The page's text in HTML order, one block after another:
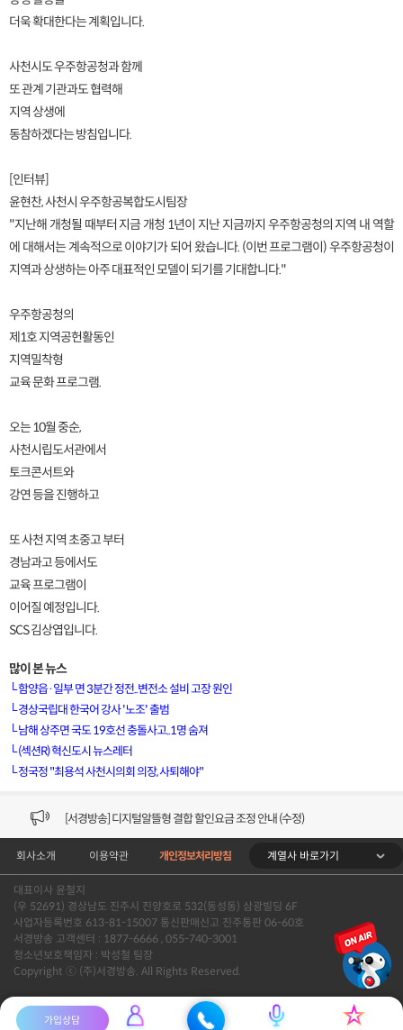
가입상담
더욱 확대한다는 계획입니다.
사천시도 우주항공청과 함께
또 관계 기관과도 협력해
지역 상생에
동참하겠다는 방침입니다.
[인터뷰]
윤현찬, 사천시 우주항공복합도시팀장
"지난해 개청될 때부터 지금 개청 1년이 지난 지금까지 우주항공청의 지역 내 역할
에 대해서는 계속적으로 이야기가 되어 왔습니다. (이번 프로그램이) 우주항공청이
지역과 상생하는 아주 대표적인 모델이 되기를 기대합니다."
우주항공청의
제1호 지역공헌활동인
지역밀착형
교육 문화 프로그램.
오는 10월 중순,
사천시립도서관에서
토크콘서트와
강연 등을 진행하고
또 사천 지역 초중고 부터
경남과고 등에서도
교육 프로그램이
이어질 예정입니다.
SCS 김상엽입니다.
많이 본 뉴스
└함양읍·일부 면 3분간 정전..변전소 설비 고장 원인
└경상국립대 한국어 강사 '노조' 출범
└남해 상주면 국도 19호선 충돌사고..1명 숨져
└(섹션R) 혁신도시 뉴스레터
└정국정 "최용석 사천시의회 의장, 사퇴해야"
[서경방송] 일부 채널편성 변경 안내의 건 (7/22)
[서경방송] 디지털알뜰형 결합 할인요금 조정 안내 (수정)
[공지] 개인정보처리방침 (Ver2.15) 개정의 건 (7/1)
[서경방송] 일부 채널편성 변경 안내의 건 (7/1)
[VOD공지] 청춘초이스 이용금액 변경 안내
[서경방송] 일부 채널편성 변경 안내의 건 (7/22)
회사소개 이용약관 개인정보처리방침 계열사 바로가기
대표이사 윤철지
(우 52691) 경상남도 진주시 진양호로 532(동성동) 삼광빌딩 6F
사업자등록번호 613-81-15007 통신판매신고 진주통판 06-60호
서경방송 고객센터 : 1877-6666 , 055-740-3001
청소년보호책임자 : 박성철 팀장
Copyright ⓒ (주)서경방송. All Rights Reserved.